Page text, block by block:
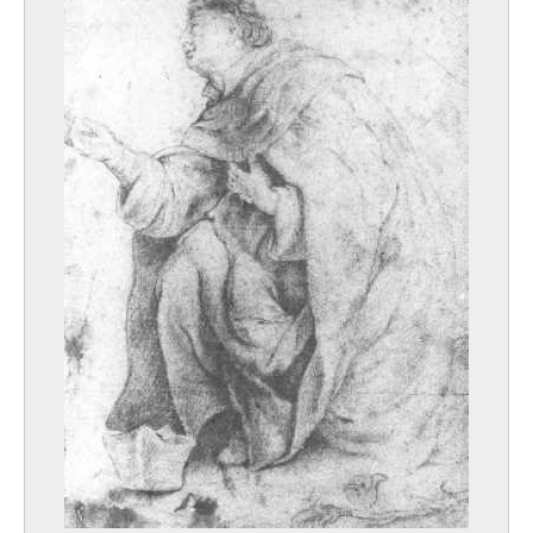
Ecole des Pays-Bas méridionaux
Ecole des Pays-Bas méridionaux
seconde moitié XVIe siècle
Ecole des Pays-Bas méridionaux
Ecole des Pays-Bas méridionaux
fin XVIe - début XVIIe siècle
Ecole des Pays-Bas méridionaux
début XVIIe siècle
Ecole des Pays-Bas méridionaux
premier quart XVIIe siècle
Ecole des Pays-Bas méridionaux
première moitié XVIIe siècle
Ecole des Pays-Bas méridionaux
Ecole des Pays-Bas méridionaux